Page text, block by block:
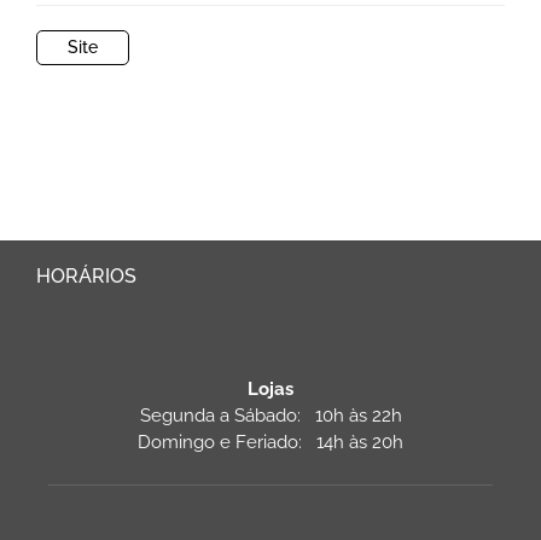
Site
HORÁRIOS
Lojas
Segunda a Sábado: 10h às 22h
Domingo e Feriado: 14h às 20h